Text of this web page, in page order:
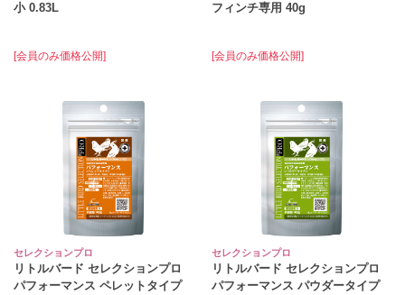
小 0.83L
[会員のみ価格公開]
フィンチ専用 40g
[会員のみ価格公開]
セレクションプロ
リトルバード セレクションプロ
パフォーマンス ペレットタイプ
セレクションプロ
リトルバード セレクションプロ
パフォーマンス パウダータイプ